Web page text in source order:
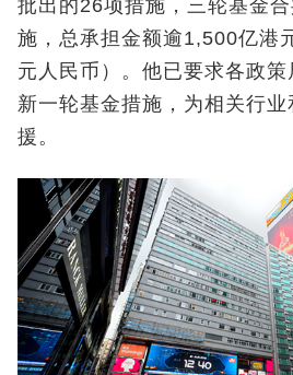
批出的26项措施，三轮基金
施，总承担金额逾1,500亿港
元人民币）。他已要求各政
新一轮基金措施，为相关行
援。